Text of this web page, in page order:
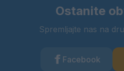
Ostanite
Spremljajte nas na
Facebook